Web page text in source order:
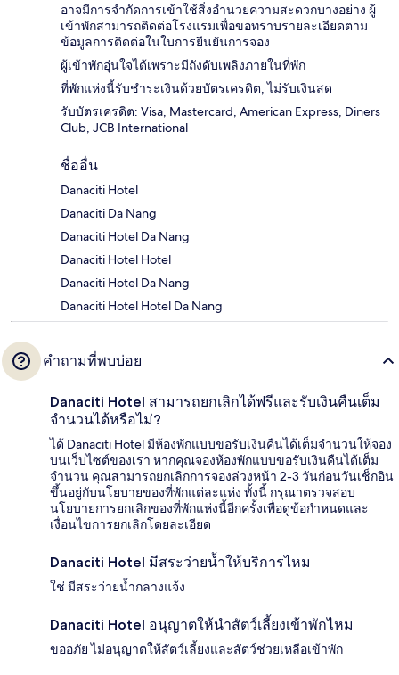
อาจมีการจำกัดการเข้าใช้สิ่งอำนวยความสะดวกบางอย่าง ผู้
เข้าพักสามารถติดต่อโรงแรมเพื่อขอทราบรายละเอียดตาม
ข้อมูลการติดต่อในใบการยืนยันการจอง
ผู้เข้าพักอุ่นใจได้เพราะมีถังดับเพลิงภายในที่พัก
ที่พักแห่งนี้รับชำระเงินด้วยบัตรเครดิต, ไม่รับเงินสด
รับบัตรเครดิต: Visa, Mastercard, American Express, Diners
Club, JCB International
ชื่ออื่น
Danaciti Hotel
Danaciti Da Nang
Danaciti Hotel Da Nang
Danaciti Hotel Hotel
Danaciti Hotel Da Nang
Danaciti Hotel Hotel Da Nang
คำถามที่พบบ่อย
Danaciti Hotel สามารถยกเลิกได้ฟรีและรับเงินคืนเต็ม
จำนวนได้หรือไม่?
ได้ Danaciti Hotel มีห้องพักแบบขอรับเงินคืนได้เต็มจำนวนให้จอง
บนเว็บไซต์ของเรา หากคุณจองห้องพักแบบขอรับเงินคืนได้เต็ม
จำนวน คุณสามารถยกเลิกการจองล่วงหน้า 2-3 วันก่อนวันเช็กอิน
ขึ้นอยู่กับนโยบายของที่พักแต่ละแห่ง ทั้งนี้ กรุณาตรวจสอบ
นโยบายการยกเลิกของที่พักแห่งนี้อีกครั้งเพื่อดูข้อกำหนดและ
เงื่อนไขการยกเลิกโดยละเอียด
Danaciti Hotel มีสระว่ายน้ำให้บริการไหม
ใช่ มีสระว่ายน้ำกลางแจ้ง
Danaciti Hotel อนุญาตให้นำสัตว์เลี้ยงเข้าพักไหม
ขออภัย ไม่อนุญาตให้สัตว์เลี้ยงและสัตว์ช่วยเหลือเข้าพัก